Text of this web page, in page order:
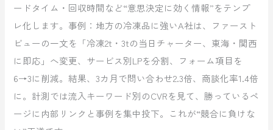
ードタイム・回収時間など“意思決定に効く情報”をテンプ
レ化します。事例：地方の冷凍品に強いA社は、ファースト
ビューの一文を「冷凍2t・3tの当日チャーター、東海・関西
に即応」へ変更、サービス別LPを分割、フォーム項目を
6→3に削減。結果、3カ月で問い合わせ2.3倍、商談化率1.4倍
に。計測では流入キーワード別のCVRを見て、勝っているペ
ージに内部リンクと事例を集中投下。これが“競合に負けな